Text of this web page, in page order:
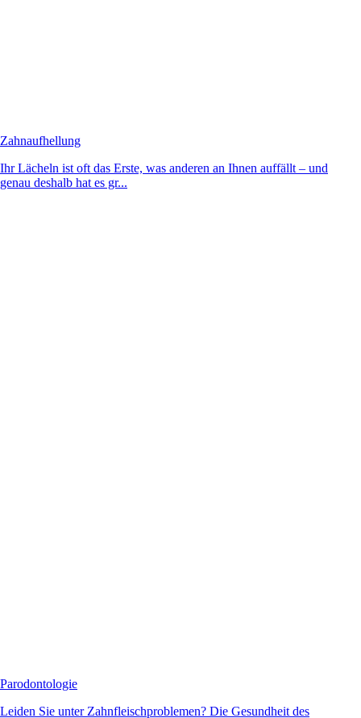
Zahnaufhellung
Ihr Lächeln ist oft das Erste, was anderen an Ihnen auffällt – und
genau deshalb hat es gr...
Parodontologie
Leiden Sie unter Zahnfleischproblemen? Die Gesundheit des